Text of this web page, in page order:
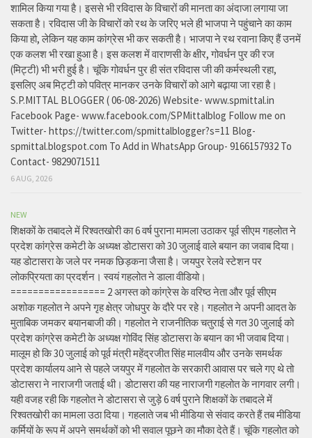
शामिल किया गया है। इससे भी रविदास के विचारों की मानता का अंदाजा लगाया जा
सकता है। रविदास जी के विचारों को रथ के जरिए भले ही भाजपा ने पहुंचाने का काम
किया हो, लेकिन यह काम कांग्रेस भी कर सकती है। भाजपा ने रथ रवाना किए हैं उनमें
एक कलश भी रखा हुआ है। इस कलश में वाराणसी के क्षीर, गोवर्धन पुर की रज
(मिट्टी) भी भरी हुई है। चूंकि गोवर्धन पुर ही संत रविदास जी की कर्मस्थली रहा,
इसलिए अब मिट्टी को पवित्र मानकर उनके विचारों को आगे बढ़ाया जा रहा है।
S.P.MITTAL BLOGGER ( 06-08-2026) Website- www.spmittal.in
Facebook Page- www.facebook.com/SPMittalblog Follow me on
Twitter- https://twitter.com/spmittalblogger?s=11 Blog-
spmittal.blogspot.com To Add in WhatsApp Group- 9166157932 To
Contact- 9829071511
6 AUG, 2026
NEW
शिक्षकों के तबादले में रिश्वतखोरी का 6 वर्ष पुराना मामला उठाकर पूर्व सीएम गहलोत ने
प्रदेश कांग्रेस कमेटी के अध्यक्ष डोटासरा को 30 जुलाई वाले बयान का जवाब दिया।
यह डोटासरा के जले पर नमक छिड़कना जैसा है। जयपुर रेलवे स्टेशन पर
लोकप्रियता का प्रदर्शन। स्वयं गहलोत ने डाला वीडियो।
================= 2 अगस्त को कांग्रेस के वरिष्ठ नेता और पूर्व सीएम
अशोक गहलोत ने अपने गृह क्षेत्र जोधपुर के दौरे पर रहे। गहलोत ने अपनी आदत के
मुताबिक जमकर बयानबाजी की। गहलोत ने राजनीतिक चतुराई से गत 30 जुलाई को
प्रदेश कांग्रेस कमेटी के अध्यक्ष गोविंद सिंह डोटासरा के बयान का भी जवाब दिया।
मालूम हो कि 30 जुलाई को पूर्व मंत्री महेंद्रजीत सिंह मालवीय और उनके समर्थक
प्रदेश कार्यालय आने से पहले जयपुर में गहलोत के सरकारी आवास पर चले गए थे तो
डोटासरा ने नाराजगी जताई थी। डोटासरा की यह नाराजगी गहलोत के नागवार लगी।
यही वजह रही कि गहलोत ने डोटासरा से जुड़े 6 वर्ष पुराने शिक्षकों के तबादले में
रिश्वतखोरी का मामला उठा दिया। गहलाते जब भी मीडिया से संवाद करते हैं तब मीडिया
कर्मियों के रूप में अपने समर्थकों को भी सवाल पूछने का मौका देते हैं। चूंकि गहलोत को